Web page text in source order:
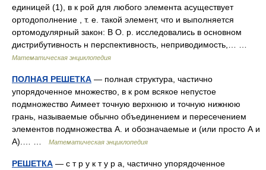
единицей (1), в к рой для любого элемента асуществует
ортодополнение , т. е. такой элемент, что и выполняется
ортомодулярный закон: В О. р. исследовались в основном
дистрибутивность н перспективность, неприводимость,… …
Математическая энциклопедия
ПОЛНАЯ РЕШЕТКА — полная структура, частично
упорядоченное множество, в к ром всякое непустое
подмножество Аимеет точную верхнюю и точную нижнюю
грань, называемые обычно объединением и пересечением
элементов подмножества А. и обозначаемые и (или просто А и
А).… …
Математическая энциклопедия
РЕШЕТКА — с т р у к т у р а, частично упорядоченное